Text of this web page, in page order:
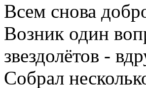
Всем снова
Возник один
звездолётов -
Собрал